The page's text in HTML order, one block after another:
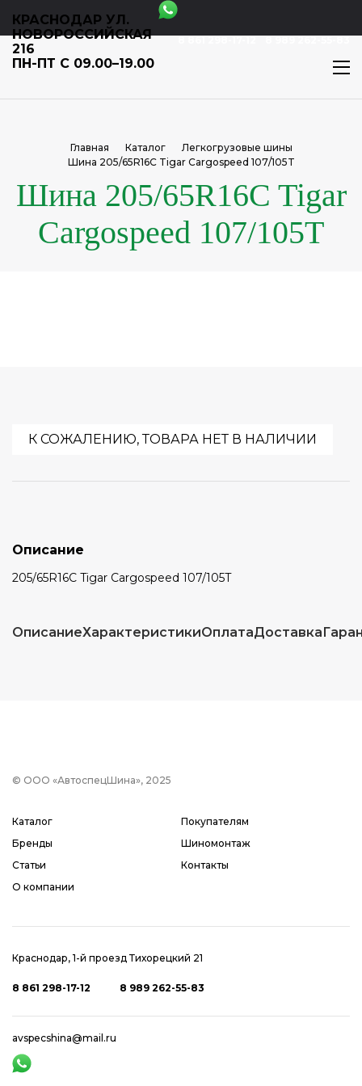
КРАСНОДАР УЛ.
НОВОРОССИЙСКАЯ
216
ПН-ПТ С 09.00–19.00
8 861 298-17-12 8 989 262-55-83
Главная Каталог
Легкогрузовые шины
Шина 205/65R16C Tigar Cargospeed 107/105T
Шина 205/65R16C Tigar
Cargospeed 107/105T
К СОЖАЛЕНИЮ, ТОВАРА НЕТ В НАЛИЧИИ
Описание
205/65R16C Tigar Cargospeed 107/105T
ОписаниеХарактеристикиОплатаДоставка
© ООО «АвтоспецШина», 2025
Каталог
Бренды
Статьи
О компании
Покупателям
Шиномонтаж
Контакты
Краснодар, 1-й проезд Тихорецкий 21
8 861 298-17-12 8 989 262-55-83
avspecshina@mail.ru